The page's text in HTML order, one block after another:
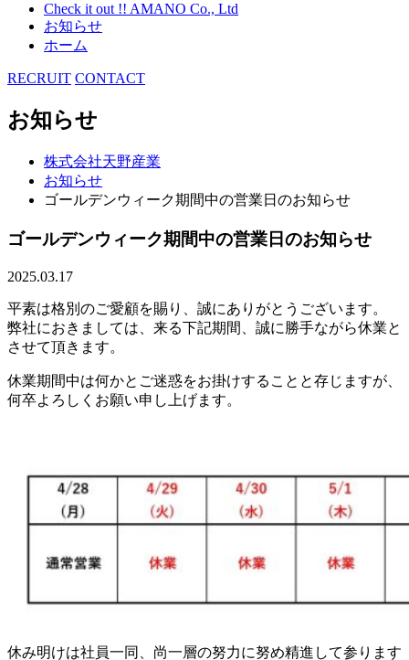
Check it out !! AMANO Co., Ltd
お知らせ
ホーム
RECRUIT CONTACT
お知らせ
株式会社天野産業
お知らせ
ゴールデンウィーク期間中の営業日のお知らせ
ゴールデンウィーク期間中の営業日のお知らせ
2025.03.17
平素は格別のご愛顧を賜り、誠にありがとうございます。
弊社におきましては、来る下記期間、誠に勝手ながら休業と
させて頂きます。
休業期間中は何かとご迷惑をお掛けすることと存じますが、
何卒よろしくお願い申し上げます。
休み明けは社員一同、尚一層の努力に努め精進して参ります